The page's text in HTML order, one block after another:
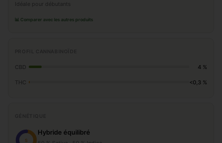
Idéale pour débutants
📊 Comparer avec les autres produits
CBD 4 %
THC <0,3 %
S
Hybride équilibré